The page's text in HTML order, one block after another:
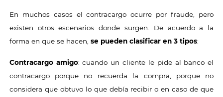
En muchos casos el contracargo ocurre por fraude, pero
existen otros escenarios donde surgen. De acuerdo a la
forma en que se hacen, se pueden clasificar en 3 tipos:
Contracargo amigo: cuando un cliente le pide al banco el
contracargo porque no recuerda la compra, porque no
considera que obtuvo lo que debía recibir o en caso de que